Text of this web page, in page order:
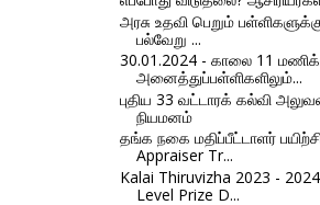
அரசு உதவி பெறும்
பல்வேறு ...
30.01.2024 - காலை 11
அனைத்துப்பள்ளிகளிலும்...
புதிய 33 வட்டாரக் கல்வி
நியமனம்
தங்க நகை மதிப்பீட்டாளர்
Appraiser Tr...
Kalai Thiruvizha 2023 -
Level Prize D...